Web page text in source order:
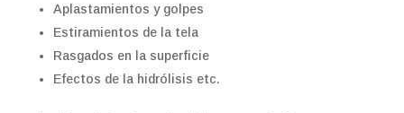
Aplastamientos y golpes
Estiramientos de la tela
Rasgados en la superficie
Efectos de la hidrólisis etc.